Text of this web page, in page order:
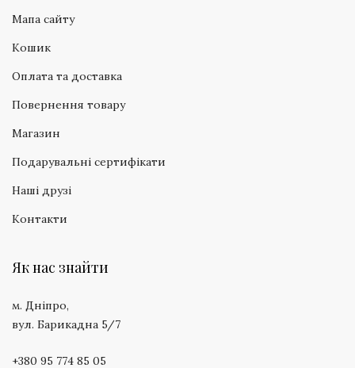
Мапа сайту
Кошик
Оплата та доставка
Повернення товару
Магазин
Подарувальні сертифікати
Наші друзі
Контакти
Як нас знайти
м. Дніпро,
вул. Барикадна 5/7
+380 95 774 85 05